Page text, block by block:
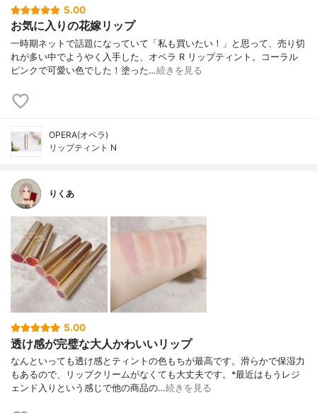
5.00
お気に入りの花嫁リップ
一時期ネットで話題になっていて「私も買いたい！」と思って、売り切
れが多い中でようやく入手した、オペラ R リップティント。コーラル
ピンクで可愛い色でした！塗った…続きを見る
OPERA(オペラ)
リップティント N
りくあ
5.00
透け感が完璧な大人かわいいリップ
なんといっても透け感とティントの色もちが最高です。滑らかで保湿力
もあるので、リップクリームがなくても大丈夫です。*最近はもうレジ
ェンド入りという感じで他の商品の…続きを見る